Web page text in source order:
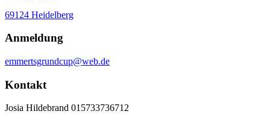
69124 Heidelberg
Anmeldung
emmertsgrundcup@web.de
Kontakt
Josia Hildebrand 015733736712